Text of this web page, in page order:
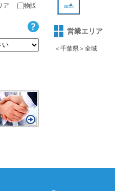
営業エリア
＜千葉県＞全域
ア 物販